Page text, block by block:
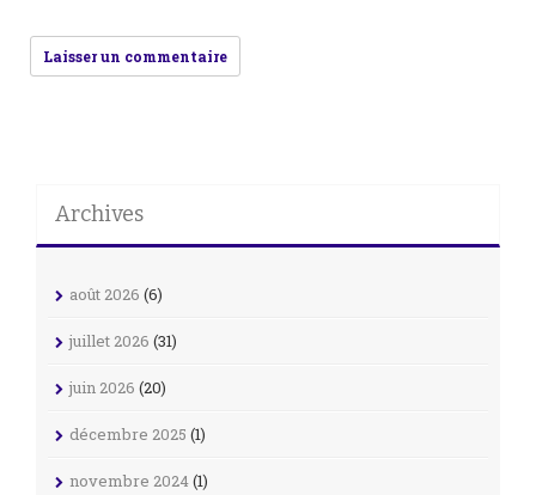
Archives
août 2026 (6)
juillet 2026 (31)
juin 2026 (20)
décembre 2025 (1)
novembre 2024(1)